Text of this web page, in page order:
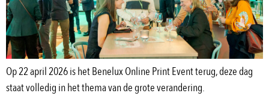
Op 22 april 2026 is het Benelux Online Print Event terug, deze dag
staat volledig in het thema van de grote verandering.